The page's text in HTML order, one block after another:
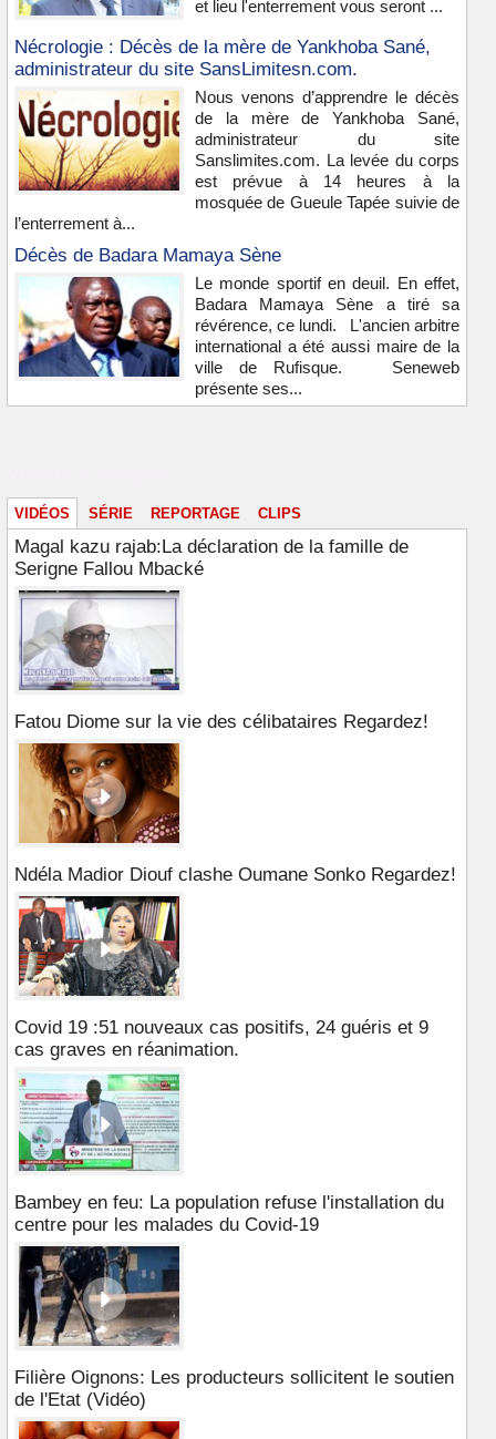
et lieu l'enterrement vous seront ...
Nécrologie : Décès de la mère de Yankhoba Sané,
administrateur du site SansLimitesn.com.
Nous venons d’apprendre le décès
de la mère de Yankhoba Sané,
administrateur du site
Sanslimites.com. La levée du corps
est prévue à 14 heures à la
mosquée de Gueule Tapée suivie de
l’enterrement à...
Décès de Badara Mamaya Sène
Le monde sportif en deuil. En effet,
Badara Mamaya Sène a tiré sa
révérence, ce lundi. L'ancien arbitre
international a été aussi maire de la
ville de Rufisque. Seneweb
présente ses...
VIDÉOS SÉRIE REPORTAGE CLIPS
Magal kazu rajab:La déclaration de la famille de
Serigne Fallou Mbacké
Fatou Diome sur la vie des célibataires Regardez!
Ndéla Madior Diouf clashe Oumane Sonko Regardez!
Covid 19 :51 nouveaux cas positifs, 24 guéris et 9
cas graves en réanimation.
Bambey en feu: La population refuse l'installation du
centre pour les malades du Covid-19
Filière Oignons: Les producteurs sollicitent le soutien
de l'Etat (Vidéo)